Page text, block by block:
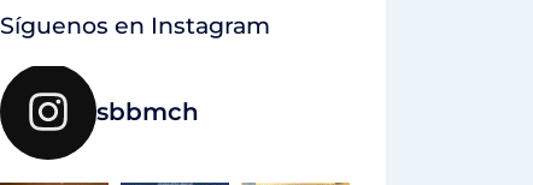
Síguenos en Instagram
sbbmch